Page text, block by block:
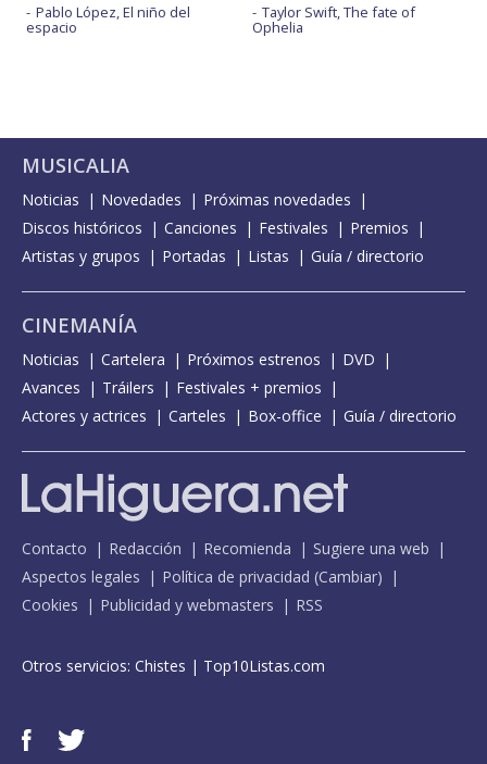
Pablo López, El niño del
espacio
Taylor Swift, The fate of
Ophelia
MUSICALIA
Noticias Novedades
Próximas novedades
Discos históricos
Canciones Festivales
Premios
Artistas y grupos
Portadas Listas Guía / directorio
CINEMANÍA
Noticias Cartelera Próximos estrenos
DVD
Avances
Tráilers
Festivales + premios
Actores y actrices
Carteles Box-office Guía / directorio
Contacto Redacción Recomienda
Sugiere una web
Aspectos legales
Política de privacidad (Cambiar)
Cookies
Publicidad y webmasters RSS
Otros servicios: Chistes | Top10Listas.com